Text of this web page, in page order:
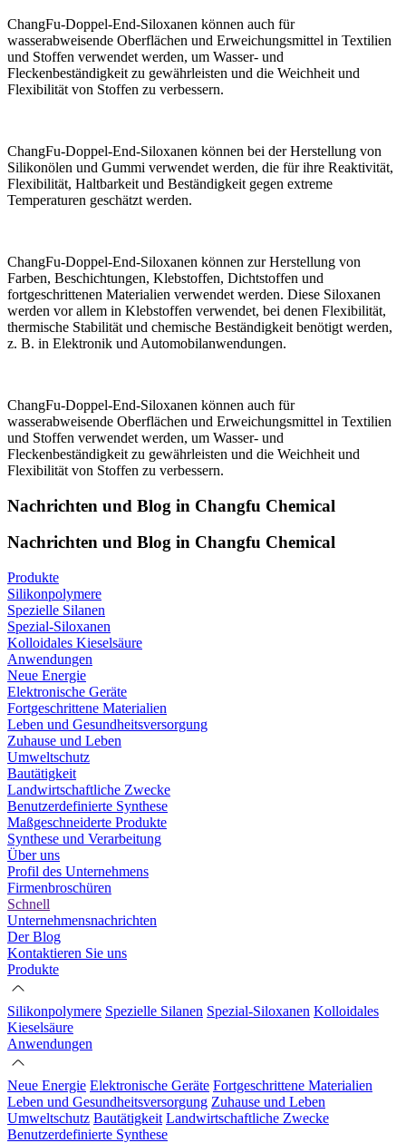
ChangFu-Doppel-End-Siloxanen können auch für
wasserabweisende Oberflächen und Erweichungsmittel in Textilien
und Stoffen verwendet werden, um Wasser- und
Fleckenbeständigkeit zu gewährleisten und die Weichheit und
Flexibilität von Stoffen zu verbessern.
ChangFu-Doppel-End-Siloxanen können bei der Herstellung von
Silikonölen und Gummi verwendet werden, die für ihre Reaktivität,
Flexibilität, Haltbarkeit und Beständigkeit gegen extreme
Temperaturen geschätzt werden.
ChangFu-Doppel-End-Siloxanen können zur Herstellung von
Farben, Beschichtungen, Klebstoffen, Dichtstoffen und
fortgeschrittenen Materialien verwendet werden. Diese Siloxanen
werden vor allem in Klebstoffen verwendet, bei denen Flexibilität,
thermische Stabilität und chemische Beständigkeit benötigt werden,
z. B. in Elektronik und Automobilanwendungen.
ChangFu-Doppel-End-Siloxanen können auch für
wasserabweisende Oberflächen und Erweichungsmittel in Textilien
und Stoffen verwendet werden, um Wasser- und
Fleckenbeständigkeit zu gewährleisten und die Weichheit und
Flexibilität von Stoffen zu verbessern.
Nachrichten und Blog in Changfu Chemical
Nachrichten und Blog in Changfu Chemical
Produkte
Silikonpolymere
Spezielle Silanen
Spezial-Siloxanen
Kolloidales Kieselsäure
Anwendungen
Neue Energie
Elektronische Geräte
Fortgeschrittene Materialien
Leben und Gesundheitsversorgung
Zuhause und Leben
Umweltschutz
Bautätigkeit
Landwirtschaftliche Zwecke
Benutzerdefinierte Synthese
Maßgeschneiderte Produkte
Synthese und Verarbeitung
Über uns
Profil des Unternehmens
Firmenbroschüren
Schnell
Unternehmensnachrichten
Der Blog
Kontaktieren Sie uns
Produkte
Silikonpolymere Spezielle Silanen Spezial-Siloxanen Kolloidales
Kieselsäure
Anwendungen
Neue Energie Elektronische Geräte Fortgeschrittene Materialien
Leben und Gesundheitsversorgung Zuhause und Leben
Umweltschutz Bautätigkeit Landwirtschaftliche Zwecke
Benutzerdefinierte Synthese